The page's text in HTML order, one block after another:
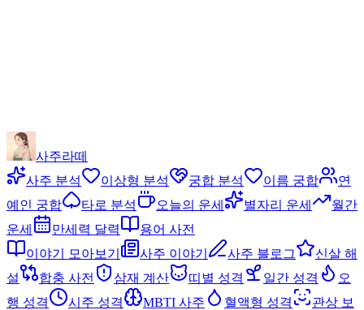
사주라떼
사주 분석
이상형 분석 궁합 분석 이름 궁합
연
예인 궁합
타로 분석 오늘의 운세 별자리 운세
월간
운세
만세력 달력
용어 사전
이야기 모아보기
사주 이야기 사주 블로그
신살 해
설
합충 사전 삼재 계산 띠별 성격 일간 성격
오
행 성격
시주 성격 MBTI 사주 혈액형 성격
관상 보